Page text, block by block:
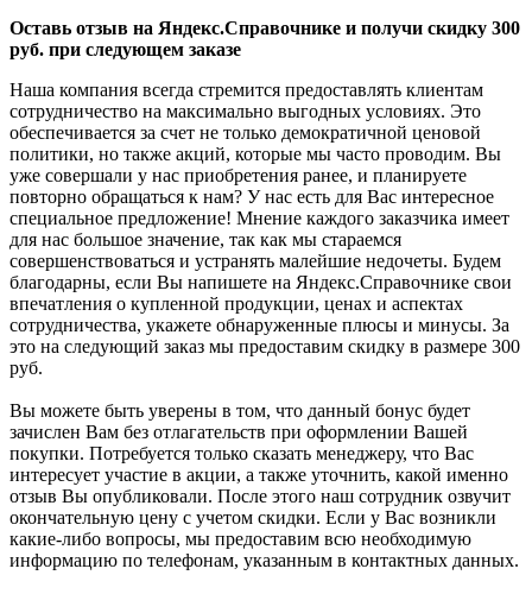
Оставь отзыв на Яндекс.Справочнике и получи скидку 300
руб. при следующем заказе
Наша компания всегда стремится предоставлять клиентам
сотрудничество на максимально выгодных условиях. Это
обеспечивается за счет не только демократичной ценовой
политики, но также акций, которые мы часто проводим. Вы
уже совершали у нас приобретения ранее, и планируете
повторно обращаться к нам? У нас есть для Вас интересное
специальное предложение! Мнение каждого заказчика имеет
для нас большое значение, так как мы стараемся
совершенствоваться и устранять малейшие недочеты. Будем
благодарны, если Вы напишете на Яндекс.Справочнике свои
впечатления о купленной продукции, ценах и аспектах
сотрудничества, укажете обнаруженные плюсы и минусы. За
это на следующий заказ мы предоставим скидку в размере 300
руб.
Вы можете быть уверены в том, что данный бонус будет
зачислен Вам без отлагательств при оформлении Вашей
покупки. Потребуется только сказать менеджеру, что Вас
интересует участие в акции, а также уточнить, какой именно
отзыв Вы опубликовали. После этого наш сотрудник озвучит
окончательную цену с учетом скидки. Если у Вас возникли
какие-либо вопросы, мы предоставим всю необходимую
информацию по телефонам, указанным в контактных данных.